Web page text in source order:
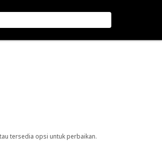
tersedia opsi untuk perbaikan.